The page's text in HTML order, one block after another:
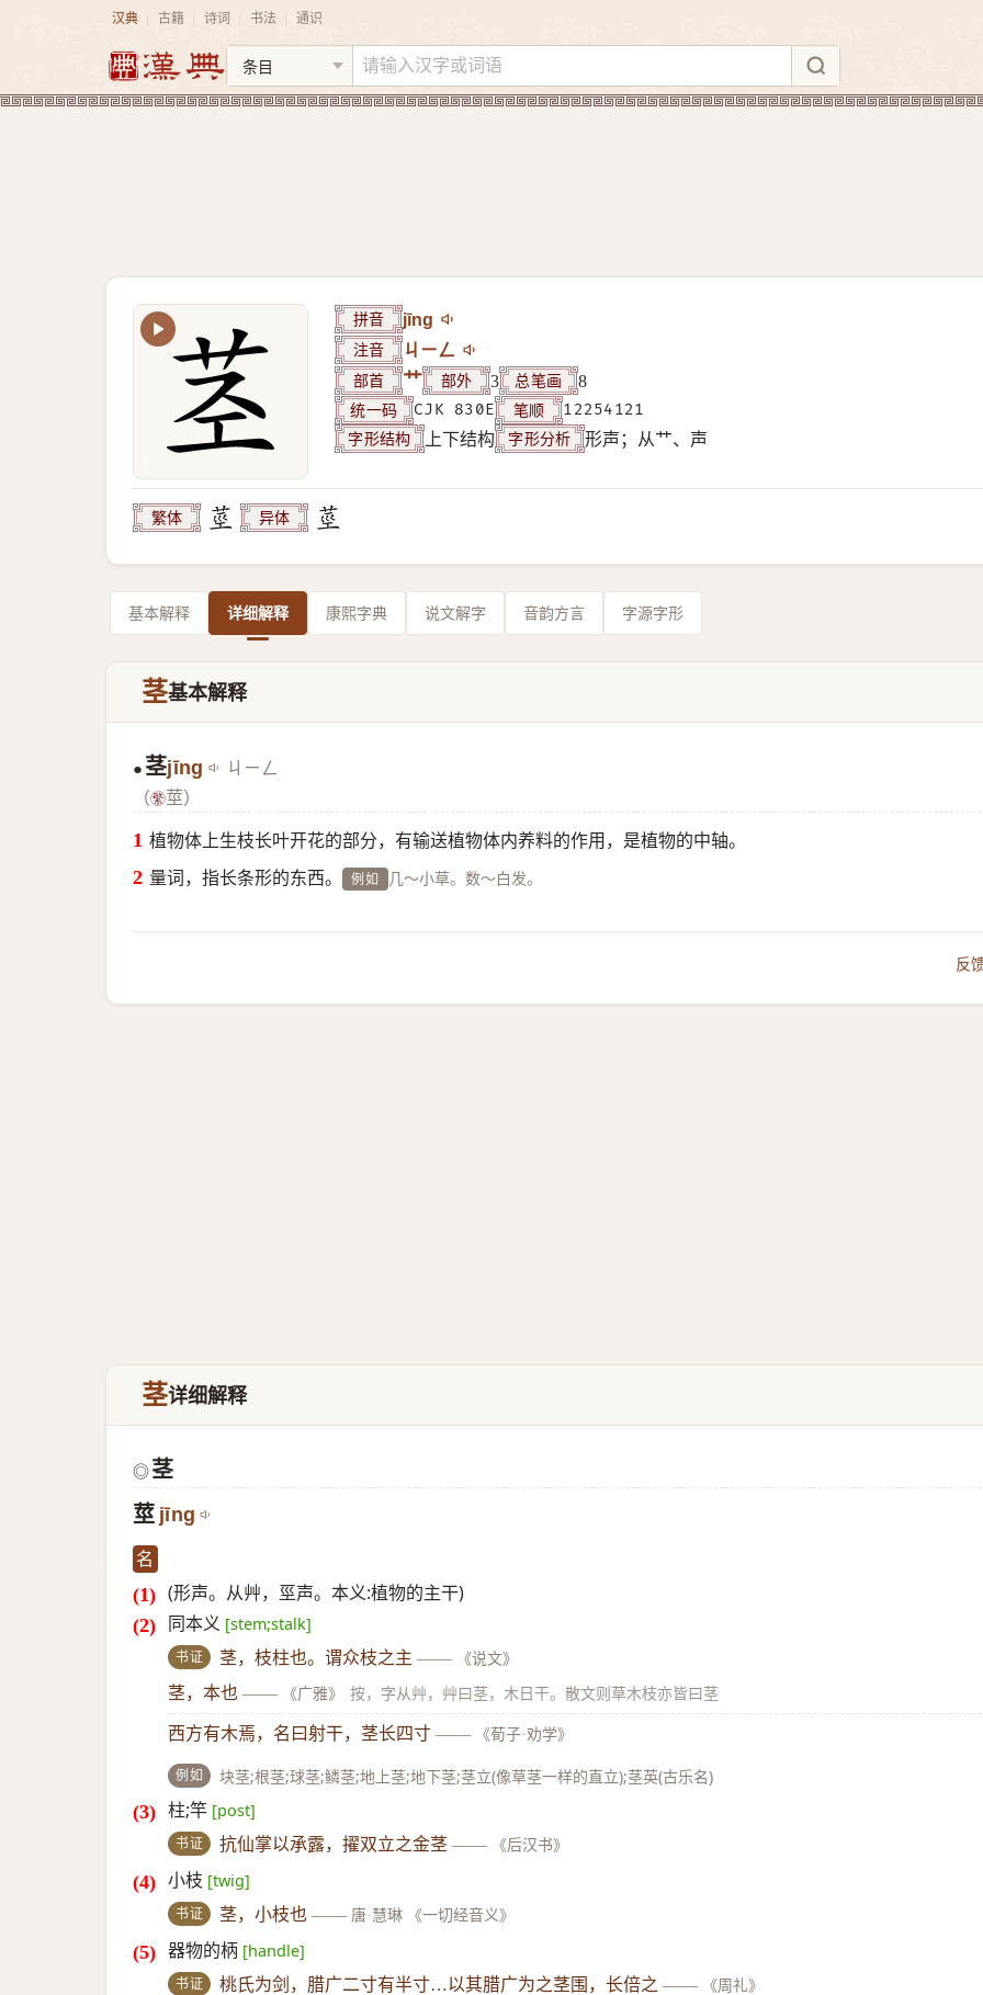
汉典 古籍 诗词 书法 通识
拼音 jīng
注音 ㄐㄧㄥ
部首 艹 部外 3 总笔画 8
统一码 CJK 830E 笔顺 12254121
字形结构 上下结构 字形分析 形声；从艹、声
繁体 异体
基本解释 详细解释 康熙字典 说文解字 音韵方言 字源字形
茎基本解释
● 茎jīng ㄐㄧㄥ
（
莖）
植物体上生枝长叶开花的部分，有输送植物体内养料的作用，是植物的中轴。
量词，指长条形的东西。 例如 几～小草。数～白发。
反
茎详细解释
◎茎
莖 jīng
名
(形声。从艸，巠声。本义:植物的主干)
同本义 [stem;stalk]
书证 茎，枝柱也。谓众枝之主 —— 《说文》
茎，本也 —— 《广雅》 按，字从艸，艸曰茎，木日干。散文则草木枝亦皆曰茎
西方有木焉，名曰射干，茎长四寸 —— 《荀子·劝学》
例如 块茎;根茎;球茎;鳞茎;地上茎;地下茎;茎立(像草茎一样的直立);茎英(古乐名)
柱;竿 [post]
书证 抗仙掌以承露，擢双立之金茎 —— 《后汉书》
小枝 [twig]
书证 茎，小枝也 —— 唐·慧琳 《一切经音义》
器物的柄 [handle]
书证 桃氏为剑，腊广二寸有半寸…以其腊广为之茎围，长倍之 —— 《周礼》